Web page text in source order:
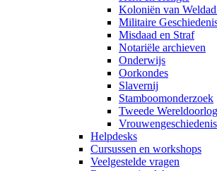
Koloniën van
Militaire
Misdaad en Straf
Notariële archieven
Onderwijs
Oorkondes
Slavernij
Stamboomonderzoek
Tweede Wereldoorlog
Vrouwengeschiedenis
Helpdesks
Cursussen en workshops
Veelgestelde vragen